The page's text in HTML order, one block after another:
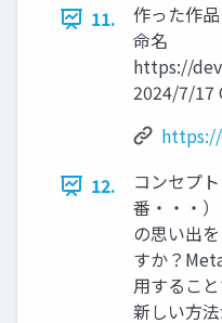
11.
作った作
命名
https://
2024/7/17
12.
コンセプ
番・・・
の思い出
すか？
用するこ
新しい方